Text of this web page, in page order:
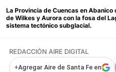
La Provincia de Cuencas en
de Wilkes y Aurora con la fosa del
sistema tectónico subglacial.
REDACCIÓN AIRE DIGITAL
+Agregar Aire de Santa Fe en